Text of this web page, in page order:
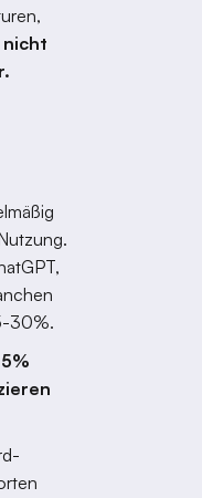
nicht
30%.